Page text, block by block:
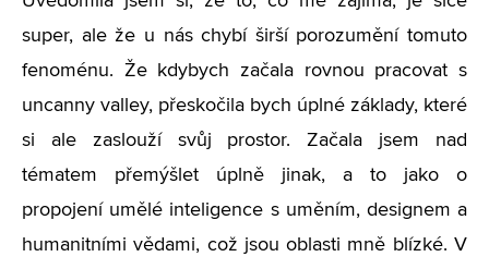
super, ale že u nás chybí širší porozumění tomuto
fenoménu. Že kdybych začala rovnou pracovat s
uncanny valley, přeskočila bych úplné základy, které
si ale zaslouží svůj prostor. Začala jsem nad
tématem přemýšlet úplně jinak, a to jako o
propojení umělé inteligence s uměním, designem a
humanitními vědami, což jsou oblasti mně blízké. V